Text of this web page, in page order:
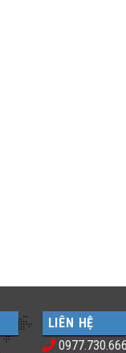
LIÊN HỆ
0977.730.666